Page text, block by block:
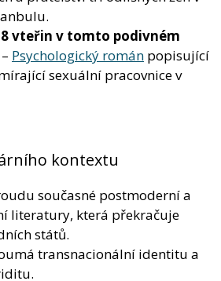
vteřin v tomto podivném
– Psychologický román popisující
sexuální pracovnice v
kontextu
současné postmoderní a
literatury, která překračuje
států.
transnacionální identitu a